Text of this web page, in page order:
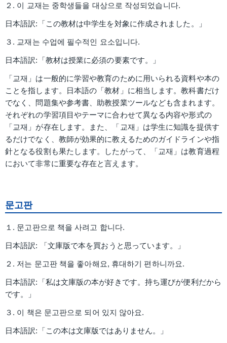
２. 이 교재는 중학생들을 대상으로 작성되었습니다.
日本語訳:「この教材は中学生を対象に作成されました。」
３. 교재는 수업에 필수적인 요소입니다.
日本語訳:「教材は授業に必須の要素です。」
「교재」は一般的に学習や教育のために用いられる資料や本の
ことを指します。日本語の「教材」に相当します。教科書だけ
でなく、問題集や参考書、助教授業ツールなども含まれます。
それぞれの学習項目やテーマに合わせて異なる内容や形式の
「교재」が存在します。また、「교재」は学生に知識を提供す
るだけでなく、教師が効果的に教えるためのガイドラインや指
針となる役割も果たします。したがって、「교재」は教育過程
において非常に重要な存在と言えます。
문고판
１. 문고판으로 책을 사려고 합니다.
日本語訳: 「文庫版で本を買おうと思っています。」
２. 저는 문고판 책을 좋아해요, 휴대하기 편하니까요.
日本語訳:「私は文庫版の本が好きです。持ち運びが便利だから
です。」
３. 이 책은 문고판으로 되어 있지 않아요.
日本語訳:「この本は文庫版ではありません。」